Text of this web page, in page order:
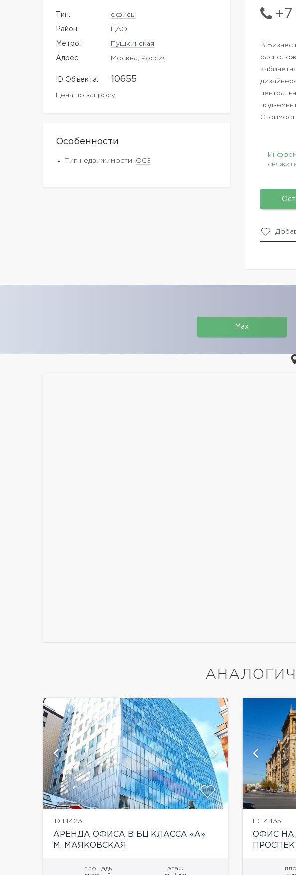
Тип: офисы
Район: ЦАО
Метро: Пушкинская
Адрес: Москва, Россия
ID Объекта: 10655
Цена по запросу
Особенности
Тип недвижимости: ОСЗ
В Бизнес
Max
ID 14423
АРЕНДА ОФИСА В БЦ КЛАССА «А»
М. МАЯКОВСКАЯ
площадь этаж
показать ещё 8 фотографий
ID 14435
ОФИС НА